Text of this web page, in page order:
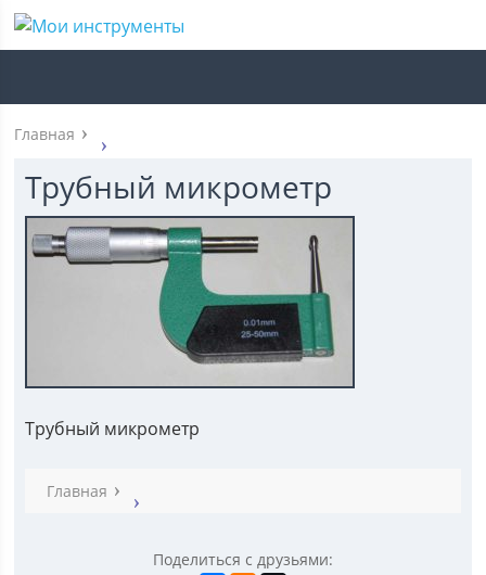
Главная
Трубный микрометр
Трубный микрометр
Главная
Поделиться с друзьями: